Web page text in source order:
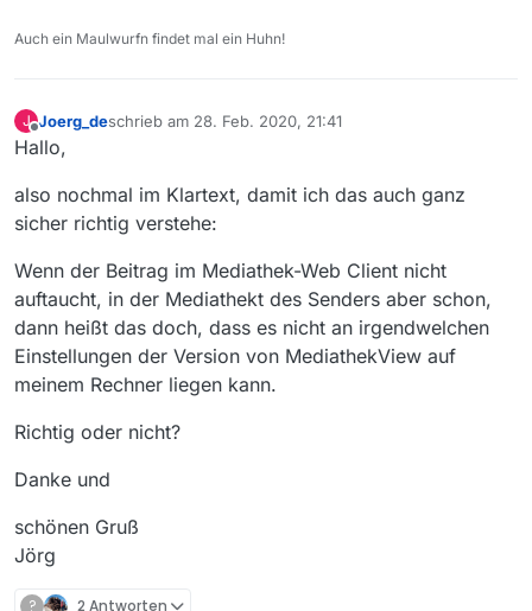
Auch ein Maulwurfn findet mal ein Huhn!
J
Offline
Joerg_deschrieb am 28. Feb. 2020, 21:41
zuletzt editiert von
Hallo,
also nochmal im Klartext, damit ich das auch ganz
sicher richtig verstehe:
Wenn der Beitrag im Mediathek-Web Client nicht
auftaucht, in der Mediathekt des Senders aber schon,
dann heißt das doch, dass es nicht an irgendwelchen
Einstellungen der Version von MediathekView auf
meinem Rechner liegen kann.
Richtig oder nicht?
Danke und
schönen Gruß
Jörg
? 2 Antworten